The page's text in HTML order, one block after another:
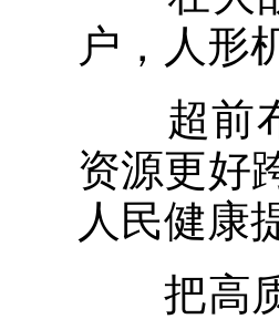
户，人形
超前布
资源更好
人民健
把高质